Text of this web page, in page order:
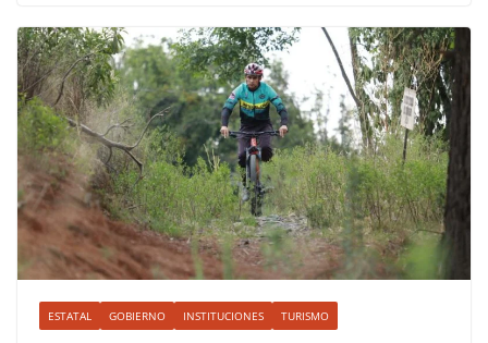
ESTATAL GOBIERNO INSTITUCIONES TURISMO